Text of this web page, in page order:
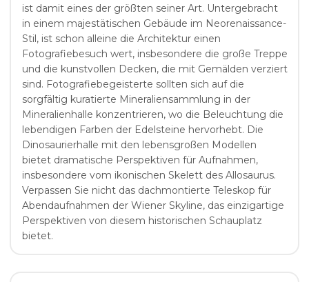
ist damit eines der größten seiner Art. Untergebracht
in einem majestätischen Gebäude im Neorenaissance-
Stil, ist schon alleine die Architektur einen
Fotografiebesuch wert, insbesondere die große Treppe
und die kunstvollen Decken, die mit Gemälden verziert
sind. Fotografiebegeisterte sollten sich auf die
sorgfältig kuratierte Mineraliensammlung in der
Mineralienhalle konzentrieren, wo die Beleuchtung die
lebendigen Farben der Edelsteine hervorhebt. Die
Dinosaurierhalle mit den lebensgroßen Modellen
bietet dramatische Perspektiven für Aufnahmen,
insbesondere vom ikonischen Skelett des Allosaurus.
Verpassen Sie nicht das dachmontierte Teleskop für
Abendaufnahmen der Wiener Skyline, das einzigartige
Perspektiven von diesem historischen Schauplatz
bietet.